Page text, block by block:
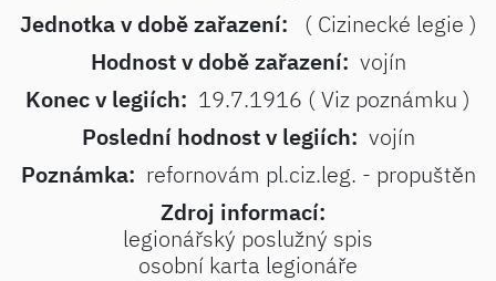
Jednotka v době zařazení:
( Cizinecké legie )
Hodnost v době zařazení: vojín
Konec v legiích: 19.7.1916 ( Viz poznámku )
Poslední hodnost v legiích: vojín
Poznámka: refornovám pl.ciz.leg. - propuštěn
Zdroj informací:
legionářský poslužný spis
osobní karta legionáře